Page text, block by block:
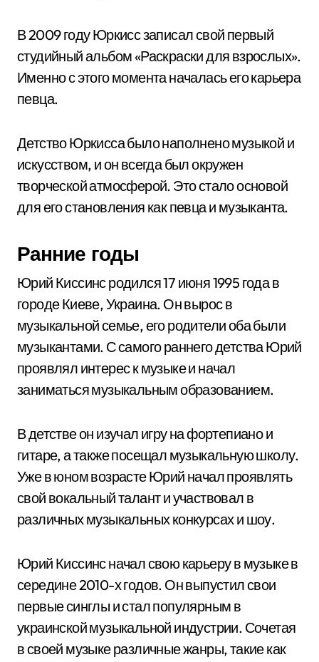
В 2009 году Юркисс записал свой первый
студийный альбом «Раскраски для взрослых».
Именно с этого момента началась его карьера
певца.
Детство Юркисса было наполнено музыкой и
искусством, и он всегда был окружен
творческой атмосферой. Это стало основой
для его становления как певца и музыканта.
Ранние годы
Юрий Киссинс родился 17 июня 1995 года в
городе Киеве, Украина. Он вырос в
музыкальной семье, его родители оба были
музыкантами. С самого раннего детства Юрий
проявлял интерес к музыке и начал
заниматься музыкальным образованием.
В детстве он изучал игру на фортепиано и
гитаре, а также посещал музыкальную школу.
Уже в юном возрасте Юрий начал проявлять
свой вокальный талант и участвовал в
различных музыкальных конкурсах и шоу.
Юрий Киссинс начал свою карьеру в музыке в
середине 2010-х годов. Он выпустил свои
первые синглы и стал популярным в
украинской музыкальной индустрии. Сочетая
в своей музыке различные жанры, такие как